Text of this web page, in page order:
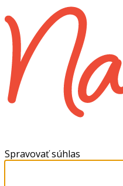
Spravovať súhlas